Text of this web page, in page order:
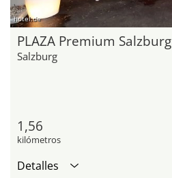
hotel.de
PLAZA Premium Salzburg
Salzburg
1,56
kilómetros
Detalles